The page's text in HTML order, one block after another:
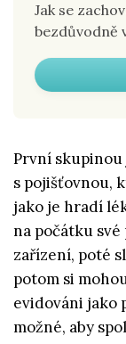
Jak se
bezdůvodně
První
s pojišťovnou,
jako je hradí
na počátku
zařízení, poté
potom si
evidováni jako
možné, aby